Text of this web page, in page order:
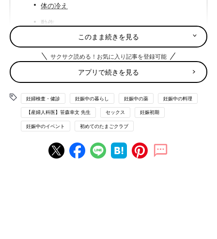
体の冷え
動作
スポーツ
ペット・趣味
食べ物
飲み物
アルコール・たばこ
薬・サプリメント
このまま続きを見る
サクサク読める！お気に入り記事を登録可能
アプリで続きを見る
妊婦検査・健診 妊娠中の暮らし 妊娠中の薬 妊娠中の料理
【産婦人科医】笹森幸文 先生 セックス 妊娠初期
妊娠中のイベント 初めてのたまごクラブ